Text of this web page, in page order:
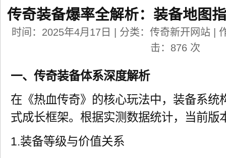
传奇装备爆率全解析：装备地图
时间：2025年4月17日 | 分类：传奇新开网站 |
击： 876 次
一、传奇装备体系深度解析
在《热血传奇》的核心玩法中，装备系统
式成长框架。根据实测数据统计，当前版
1.装备等级与价值关系